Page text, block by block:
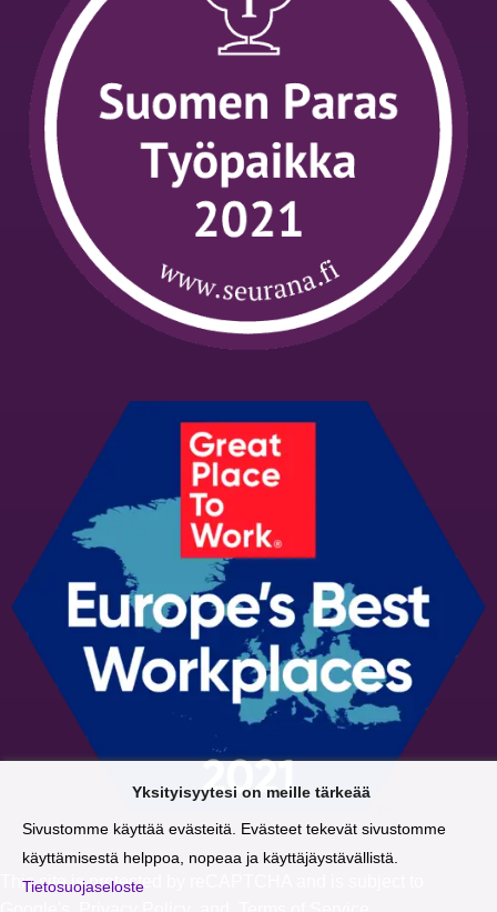
This site is protected by reCAPTCHA and is subject to
Yksityisyytesi on meille tärkeää
Sivustomme käyttää evästeitä. Evästeet tekevät sivustomme
käyttämisestä helppoa, nopeaa ja käyttäjäystävällistä.
Tietosuojaseloste